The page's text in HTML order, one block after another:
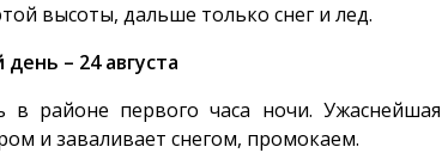
высоты, дальше только снег и лед.
– 24 августа
в районе первого часа ночи.
и заваливает снегом, промокаем.